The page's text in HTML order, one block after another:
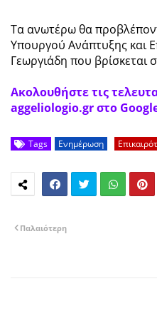
Τα ανωτέρω θα
Υπουργού Ανάπτυξης και
Γεωργιάδη που βρίσκεται
Ακολουθήστε τις
aggeliologio.gr στο
Tags Ενημέρωση
Παλαιότερη